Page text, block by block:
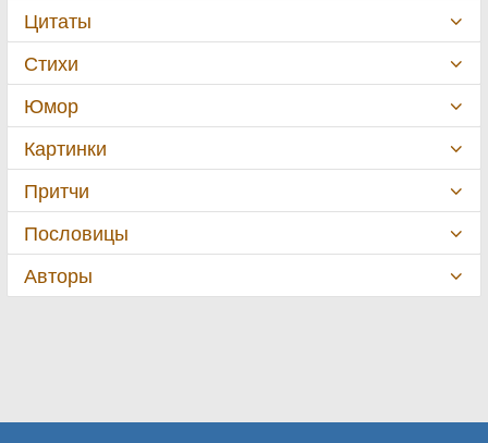
Цитаты
Стихи
Юмор
Картинки
Притчи
Пословицы
Авторы